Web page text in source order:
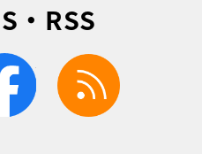
・RSS
facebook